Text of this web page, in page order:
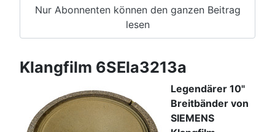
Nur Abonnenten können den ganzen Beitrag
lesen
Klangfilm 6SEla3213a
Legendärer 10"
Breitbänder von
SIEMENS